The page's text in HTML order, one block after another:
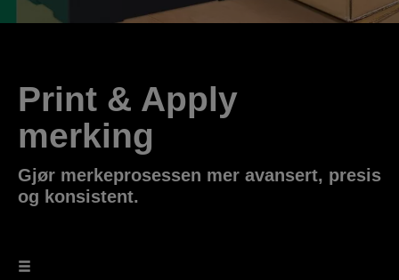
Print & Apply
merking
Gjør merkeprosessen mer avansert, presis
og konsistent.